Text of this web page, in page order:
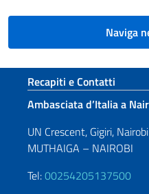
Naviga
Sezione
Recapiti e Contatti
Ambasciata d’Italia a
UN Crescent, Gigiri,
MUTHAIGA – NAIROBI
Tel:00254205137500